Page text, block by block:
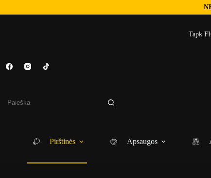
Tapk
Pirštinės Apsaugos